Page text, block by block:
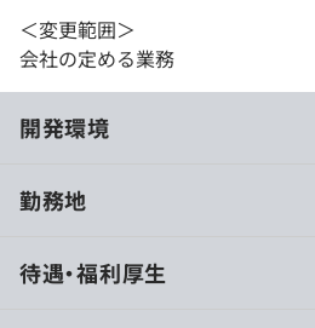
＜変更範囲＞
会社の定める業務
開発環境
の技術力が発揮できる環境が整っ
勤務地
待遇・福利厚生